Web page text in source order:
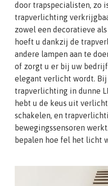
door trapspecialisten, zo
trapverlichting
zowel een decoratieve
hoeft u dankzij de
andere lampen aan te
of zorgt u er bij uw
elegant verlicht wordt.
trapverlichting in dunne
hebt u de keus uit
schakelen, en
bewegingssensoren
bepalen hoe fel het licht